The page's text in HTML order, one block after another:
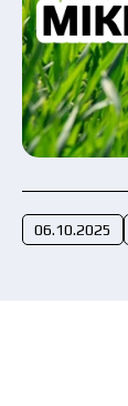
06.10.2025
Вы